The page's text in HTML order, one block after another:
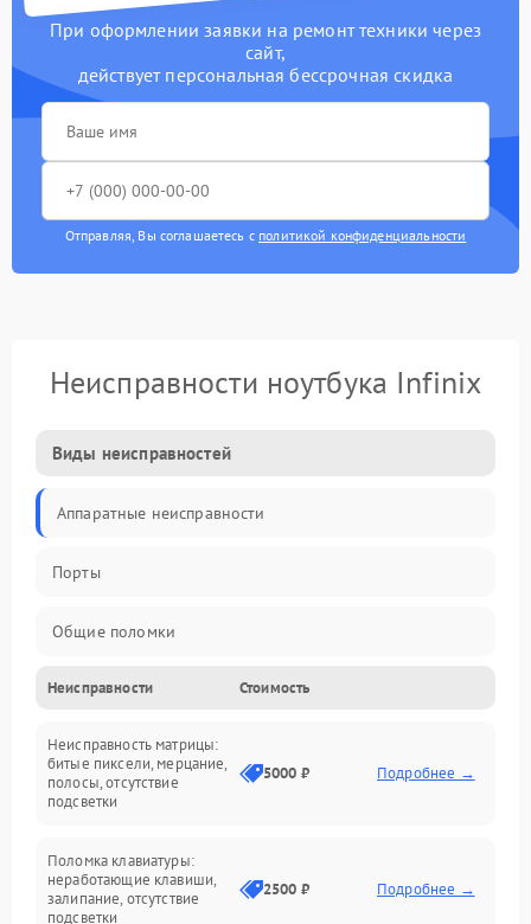
При оформлении заявки на ремонт техники через
сайт,
действует персональная бессрочная скидка
Отправляя, Вы соглашаетесь с политикой конфиденциальности
Неисправности ноутбука Infinix
Виды неисправностей
Аппаратные неисправности
Порты
Общие поломки
Устройства
Программные ошибки
Электрические и системные сбои
Интерфейсные проблемы
Неисправности Стоимость
Неисправность матрицы:
битые пиксели, мерцание,
полосы, отсутствие
подсветки
5000 ₽ Подробнее →
Поломка клавиатуры:
неработающие клавиши,
залипание, отсутствие
подсветки
2500 ₽ Подробнее →